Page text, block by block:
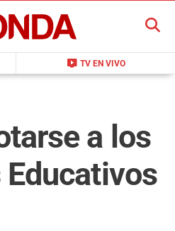
live_tv TV EN VIVO
BUSCAR
a los